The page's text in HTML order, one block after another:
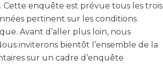
Cette enquête est prévue tous les trois
pertinent sur les conditions
Avant d’aller plus loin, nous
inviterons bientôt l’ensemble de la
sur un cadre d’enquête